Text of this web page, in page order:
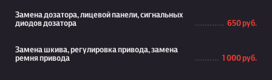
Замена дозатора, лицевой панели, сигнальных
диодов дозатора
650 руб.
Замена шкива, регулировка привода, замена
ремня привода
1 000 руб.